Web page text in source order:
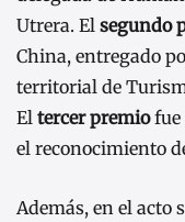
Utrera. El segundo
China, entregado
territorial de
El tercer premiofue
el reconocimiento
Además, en el acto